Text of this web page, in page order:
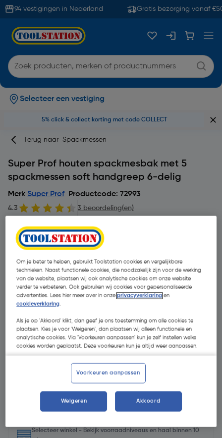
94 vestigingen in Nederland Gratis bezorging vanaf €50
Selecteer een vestiging
5% click & collect korting met code COLLECT
Terug naar Spackmessen
Super Prof houten spackmesbak met 5
spackmessen soft handgreep 6-delig
Merk Super Prof Productcode: 72993
4.3 3 beoordeling(en)
€ 107,94 | Excl. btw € 89,21
Selecteer winkel - Bekijk voorraadniveaus en haal binnen 10
Om je beter te helpen, gebruikt Toolstation cookies en vergelijkbare
technieken. Naast functionele cookies, die noodzakelijk zijn voor de werking
van de website, plaatsen wij ook analytische cookies om onze website
verder te verbeteren. Ook gebruiken wij cookies voor gepersonaliseerde
advertenties. Lees hier meer over in onzeprivacyverklaring en
cookieverklaring.
Als je op 'Akkoord' klikt, dan geef je ons toestemming om alle cookies te
plaatsen. Kies je voor 'Weigeren', dan plaatsen wij alleen functionele en
analytische cookies. Via 'Voorkeuren aanpassen' kun je zelf instellen welke
cookies worden geplaatst. Deze voorkeuren kun je altijd weer aanpassen.
Voorkeuren aanpassen
Weigeren Akkoord